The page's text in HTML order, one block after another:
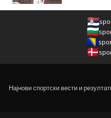
Најнови спортски вести и